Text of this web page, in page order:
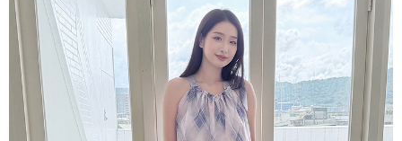
每筆NT$80，滿NT$2,000(含以上)免運費
宅配送到家-訂單滿 $2000 元即享免運服務-未滿則另收 $120 元物
流費
每筆NT$120，滿NT$2,000(含以上)免運費